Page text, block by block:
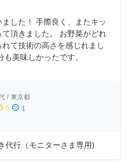
した！ 手際良く、またキッ
頂きました。 お野菜がどれ
れて技術の高さを感じれまし
も美味しかったです。
/ 東京都
5 sentiment_dissatisfied 1
代行（モニターさま専用)